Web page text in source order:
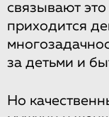
связывают
приходится
за детьми и
Но